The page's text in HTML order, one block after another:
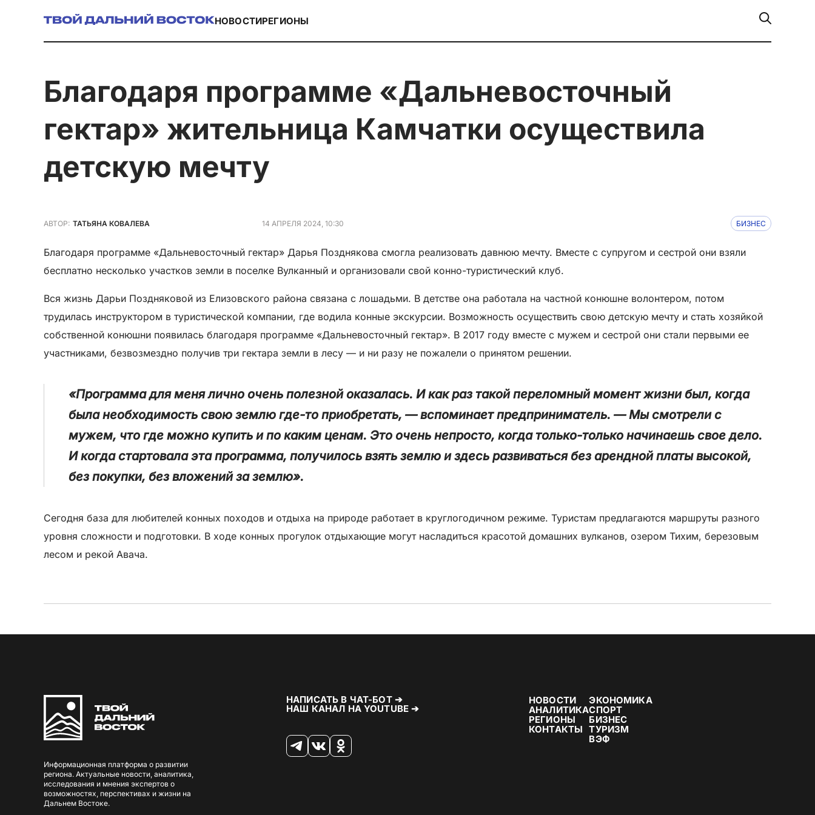
НОВОСТИРЕГИОНЫ
Благодаря программе «Дальневосточный
гектар» жительница Камчатки осуществила
детскую мечту
АВТОР: ТАТЬЯНА КОВАЛЕВА 14 АПРЕЛЯ 2024, 10:30 БИЗНЕС
Благодаря программе «Дальневосточный гектар» Дарья Позднякова смогла реализовать давнюю мечту. Вместе с супругом и сестрой они взяли
бесплатно несколько участков земли в поселке Вулканный и организовали свой конно-туристический клуб.
Вся жизнь Дарьи Поздняковой из Елизовского района связана с лошадьми. В детстве она работала на частной конюшне волонтером, потом
трудилась инструктором в туристической компании, где водила конные экскурсии. Возможность осуществить свою детскую мечту и стать хозяйкой
собственной конюшни появилась благодаря программе «Дальневосточный гектар». В 2017 году вместе с мужем и сестрой они стали первыми ее
участниками, безвозмездно получив три гектара земли в лесу — и ни разу не пожалели о принятом решении.
«Программа для меня лично очень полезной оказалась. И как раз такой переломный момент жизни был, когда
была необходимость свою землю где-то приобретать, — вспоминает предприниматель. — Мы смотрели с
мужем, что где можно купить и по каким ценам. Это очень непросто, когда только-только начинаешь свое дело.
И когда стартовала эта программа, получилось взять землю и здесь развиваться без арендной платы высокой,
без покупки, без вложений за землю».
Сегодня база для любителей конных походов и отдыха на природе работает в круглогодичном режиме. Туристам предлагаются маршруты разного
уровня сложности и подготовки. В ходе конных прогулок отдыхающие могут насладиться красотой домашних вулканов, озером Тихим, березовым
лесом и рекой Авача.
Информационная платформа о развитии
региона. Актуальные новости, аналитика,
исследования и мнения экспертов о
возможностях, перспективах и жизни на
Дальнем Востоке.
НАПИСАТЬ В ЧАТ-БОТ ➔
НАШ КАНАЛ НА YOUTUBE ➔
НОВОСТИ
АНАЛИТИКА
РЕГИОНЫ
КОНТАКТЫ
ЭКОНОМИКА
СПОРТ
БИЗНЕС
ТУРИЗМ
ВЭФ